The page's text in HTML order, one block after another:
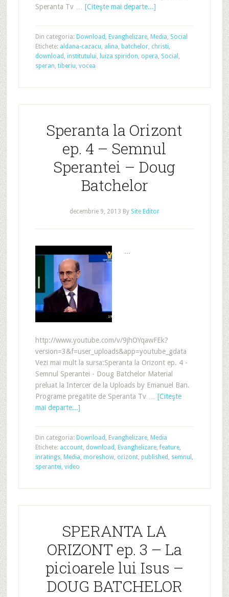
Speranta Tv … [Citeşte mai departe...]
Din categoria: Download , Evanghelizare, Media, Social
Etichete: aldana-cazacu, alina, batchelor, christi,
download , institutului, luiza spiridon, opera, Social ,
speran, tiberiu, vocea
Speranta la Orizont
ep. 4 – Semnul
Sperantei – Doug
Batchelor
decembrie 9, 2013 By Site Editor
...
http://www.youtube.com/v/9jhOYqawFEk?
version=3&f=user_uploads&app=youtube_gdata
Vezi mai mult la sursa:Speranta la Orizont ep. 4 -
Semnul Sperantei - Doug Batchelor Material
preluat la Intercer de la Uploads by Emanuel Ban.
Programe pregatite de Speranta Tv … [Citeşte
mai departe...]
Din categoria: Download , Evanghelizare, Media
Etichete: account, download , Evanghelizare,feature,
inratings, Media, moreshow, orizont, published , semnul ,
sperantei, video
SPERANTA LA
ORIZONT ep. 3 – La
picioarele lui Isus –
DOUG BATCHELOR